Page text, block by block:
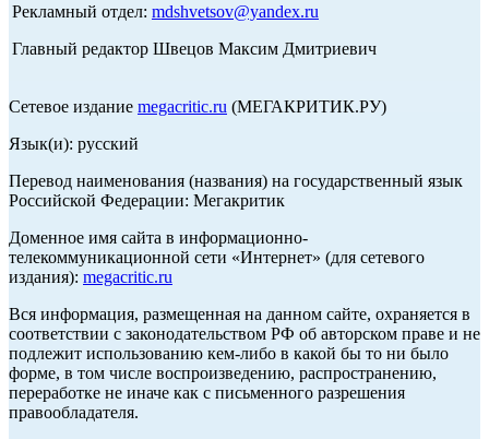
Рекламный отдел: mdshvetsov@yandex.ru
Главный редактор Швецов Максим Дмитриевич
Сетевое издание megacritic.ru (МЕГАКРИТИК.РУ)
Язык(и): русский
Перевод наименования (названия) на государственный язык
Российской Федерации: Мегакритик
Доменное имя сайта в информационно-
телекоммуникационной сети «Интернет» (для сетевого
издания): megacritic.ru
Вся информация, размещенная на данном сайте, охраняется в
соответствии с законодательством РФ об авторском праве и не
подлежит использованию кем-либо в какой бы то ни было
форме, в том числе воспроизведению, распространению,
переработке не иначе как с письменного разрешения
правообладателя.